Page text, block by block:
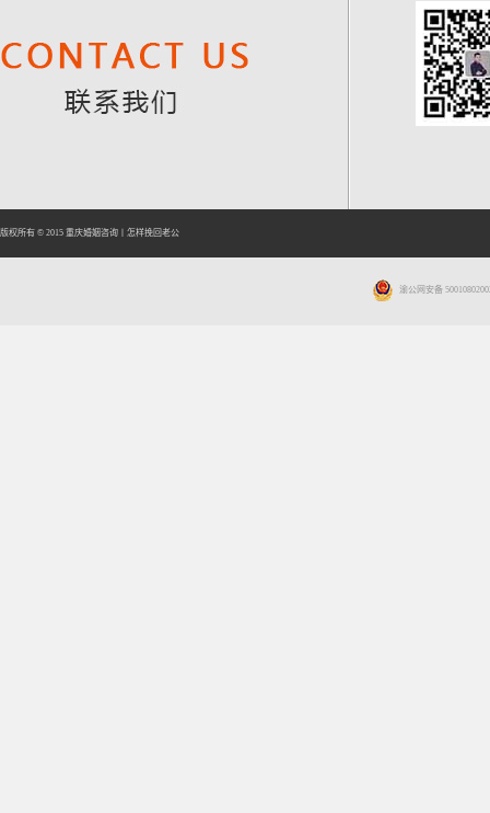
版权所有 © 2015 重庆婚姻咨询 怎样挽回老公
渝公网安备